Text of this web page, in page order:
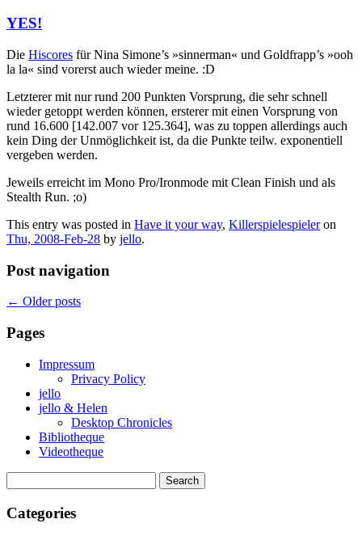
YES!
Die Hiscores für Nina Simone’s »sinnerman« und Goldfrapp’s »ooh
la la« sind vorerst auch wieder meine. :D
Letzterer mit nur rund 200 Punkten Vorsprung, die sehr schnell
wieder getoppt werden können, ersterer mit einen Vorsprung von
rund 16.600 [142.007 vor 125.364], was zu toppen allerdings auch
kein Ding der Unmöglichkeit ist, da die Punkte teilw. exponentiell
vergeben werden.
Jeweils erreicht im Mono Pro/Ironmode mit Clean Finish und als
Stealth Run. ;o)
This entry was posted in Have it your way, Killerspielespieleron
Thu, 2008-Feb-28 by jello.
Post navigation
← Older posts
Pages
Impressum
Privacy Policy
jello
jello & Helen
Desktop Chronicles
Bibliotheque
Videotheque
for:
Categories